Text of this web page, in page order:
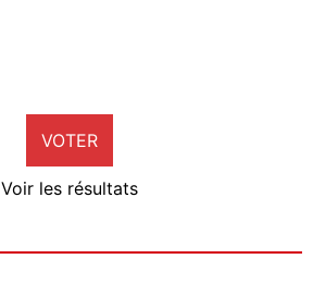
VOTER
Voir les résultats